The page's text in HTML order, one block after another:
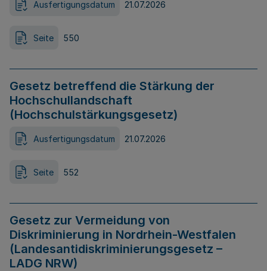
Ausfertigungsdatum 21.07.2026
Seite 550
Gesetz betreffend die Stärkung der
Hochschullandschaft
(Hochschulstärkungsgesetz)
Ausfertigungsdatum 21.07.2026
Seite 552
Gesetz zur Vermeidung von
Diskriminierung in Nordrhein-Westfalen
(Landesantidiskriminierungsgesetz –
LADG NRW)